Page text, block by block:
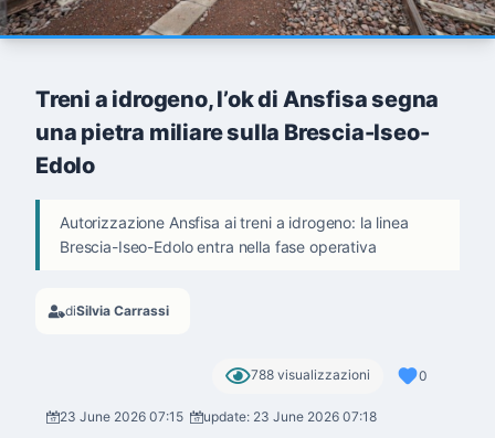
Treni a idrogeno, l’ok di Ansfisa segna
una pietra miliare sulla Brescia-Iseo-
Edolo
Autorizzazione Ansfisa ai treni a idrogeno: la linea
Brescia-Iseo-Edolo entra nella fase operativa
diSilvia Carrassi
788 visualizzazioni 0
23 June 2026 07:15 update: 23 June 2026 07:18